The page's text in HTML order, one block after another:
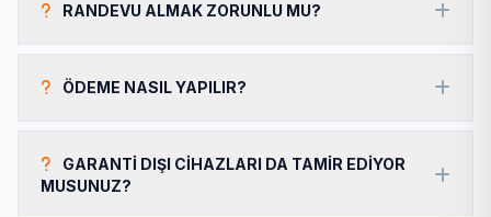
RANDEVU ALMAK ZORUNLU MU?
ÖDEME NASIL YAPILIR?
GARANTI DIŞI CIHAZLARI DA TAMIR EDIYOR
MUSUNUZ?